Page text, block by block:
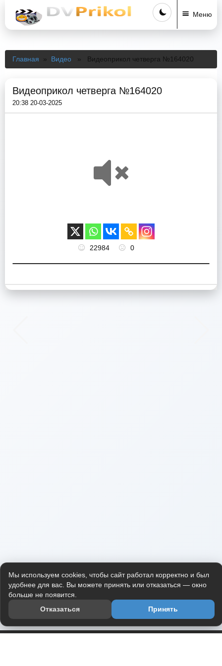
Меню
Главная » Видео » Видеоприкол четверга №164020
Видеоприкол четверга №164020
20:38 20-03-2025
22984 0
Мы используем cookies, чтобы сайт работал корректно и был
удобнее для вас. Вы можете принять или отказаться — окно
больше не появится.
Отказаться
Принять